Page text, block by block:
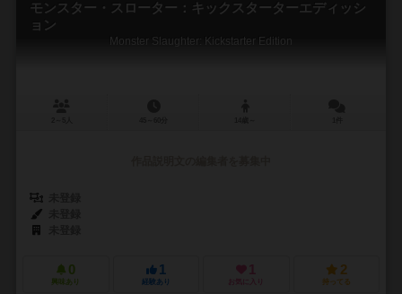
モンスター・スローター：キックスターターエディッシ
ョン
Monster Slaughter: Kickstarter Edition
0
興味あり
1
経験あり
1
お気に入り
2
持ってる